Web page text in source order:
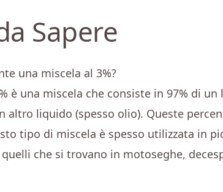
Sapere
una miscela al 3%?
è una miscela che consiste in 97% di un
altro liquido (spesso olio). Queste
tipo di miscela è spesso utilizzata in
che si trovano in motoseghe,